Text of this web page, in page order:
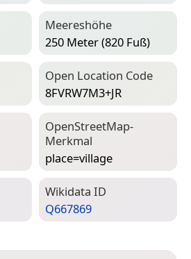
Meereshöhe
250 Meter (820 Fuß)
Open Location Code
8FVRW7M3+JR
Open­Street­Map-
Merkmal
place=­village
Wiki­data ID
Q667869